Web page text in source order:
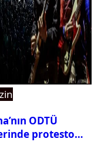
ODTÜ
protesto